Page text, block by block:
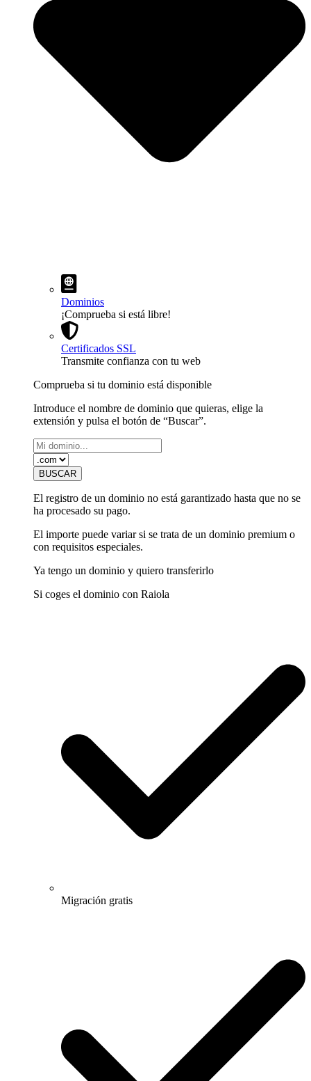
Dominios
¡Comprueba si está libre!
Certificados SSL
Transmite confianza con tu web
Comprueba si tu dominio está disponible
Introduce el nombre de dominio que quieras, elige la
extensión y pulsa el botón de “Buscar”.
El registro de un dominio no está garantizado hasta que no se
ha procesado su pago.
El importe puede variar si se trata de un dominio premium o
con requisitos especiales.
Ya tengo un dominio y quiero transferirlo
Si coges el dominio con Raiola
Migración gratis